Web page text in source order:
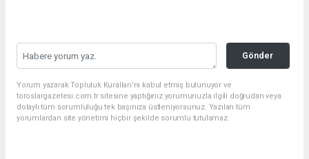
Gönder
Yorum yazarak Topluluk Kuralları’nı kabul etmiş bulunuyor ve
toroslargazetesi.com.tr sitesine yaptığınız yorumunuzla ilgili doğrudan veya
dolaylı tüm sorumluluğu tek başınıza üstleniyorsunuz. Yazılan tüm
yorumlardan site yönetimi hiçbir şekilde sorumlu tutulamaz.